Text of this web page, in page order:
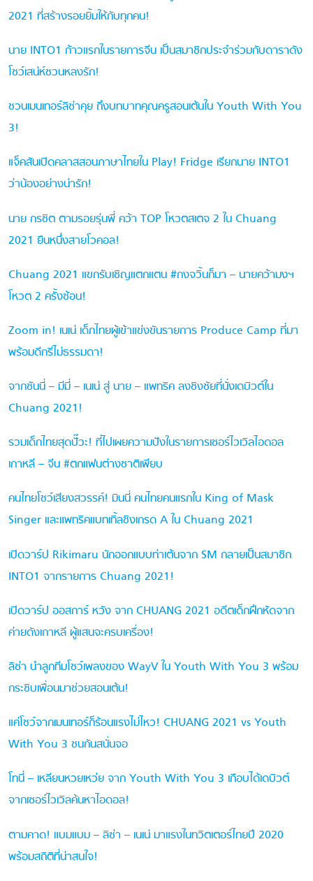
2021 ที่สร้างรอยยิ้มให้กับทุกคน!
นาย INTO1 ก้าวแรกในรายการจีน เป็นสมาชิกประจำร่วมกับดาราดัง
โชว์เสน่ห์ชวนหลงรัก!
ชวนเมนเทอร์ลิซ่าคุย ถึงบทบาทคุณครูสอนเต้นใน Youth With You
3!
แจ็คสันเปิดคลาสสอนภาษาไทยใน Play! Fridge เรียกนาย INTO1
ว่าน้องอย่างน่ารัก!
นาย กรชิต ตามรอยรุ่นพี่ คว้า TOP โหวตสเตจ 2 ใน Chuang
2021 ยืนหนึ่งสายโวคอล!
Chuang 2021 แขกรับเชิญแตกแตน #กงจวิ้นก็มา – นายคว้ามงฯ
โหวต 2 ครั้งซ้อน!
Zoom in! เนเน่ เด็กไทยผู้เข้าแข่งขันรายการ Produce Camp ที่มา
พร้อมดีกรีไม่ธรรมดา!
จากซันนี่ – มีมี่ – เนเน่ สู่ นาย – แพทริค ลงชิงชัยที่นั่งเดบิวต์ใน
Chuang 2021!
รวมเด็กไทยสุดปั๊วะ! ที่ไปเผยความปังในรายการเซอร์ไวเวิลไอดอล
เกาหลี – จีน #ตกแฟนต่างชาติเพียบ
คนไทยโชว์เสียงสวรรค์! มินนี่ คนไทยคนแรกใน King of Mask
Singer และแพทริคแบทเทิ้ลชิงเกรด A ใน Chuang 2021
เปิดวาร์ป Rikimaru นักออกแบบท่าเต้นจาก SM กลายเป็นสมาชิก
INTO1 จากรายการ Chuang 2021!
เปิดวาร์ป ออสการ์ หวัง จาก CHUANG 2021 อดีตเด็กฝึกหัดจาก
ค่ายดังเกาหลี ผู้แสนจะครบเครื่อง!
ลิซ่า นำลูกทีมโชว์เพลงของ WayV ใน Youth With You 3 พร้อม
กระซิบเพื่อนมาช่วยสอนเต้น!
แค่โชว์จากเมนเทอร์ก็ร้อนแรงไม่ไหว! CHUANG 2021 vs Youth
With You 3 ชนกันสนั่นจอ
โทนี่ – เหลียนหวยเหว่ย จาก Youth With You 3 เกือบได้เดบิวต์
จากเซอร์ไวเวิลค้นหาไอดอล!
ตามคาด! แบมแบม – ลิซ่า – เนเน่ มาแรงในทวิตเตอร์ไทยปี 2020
พร้อมสถิติที่น่าสนใจ!